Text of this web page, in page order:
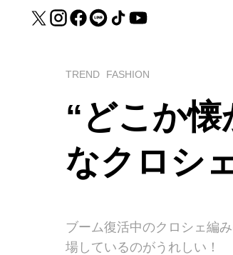
TREND FASHION
“どこか
なクロシ
ブーム復活中のクロシェ編
場しているのがうれしい！